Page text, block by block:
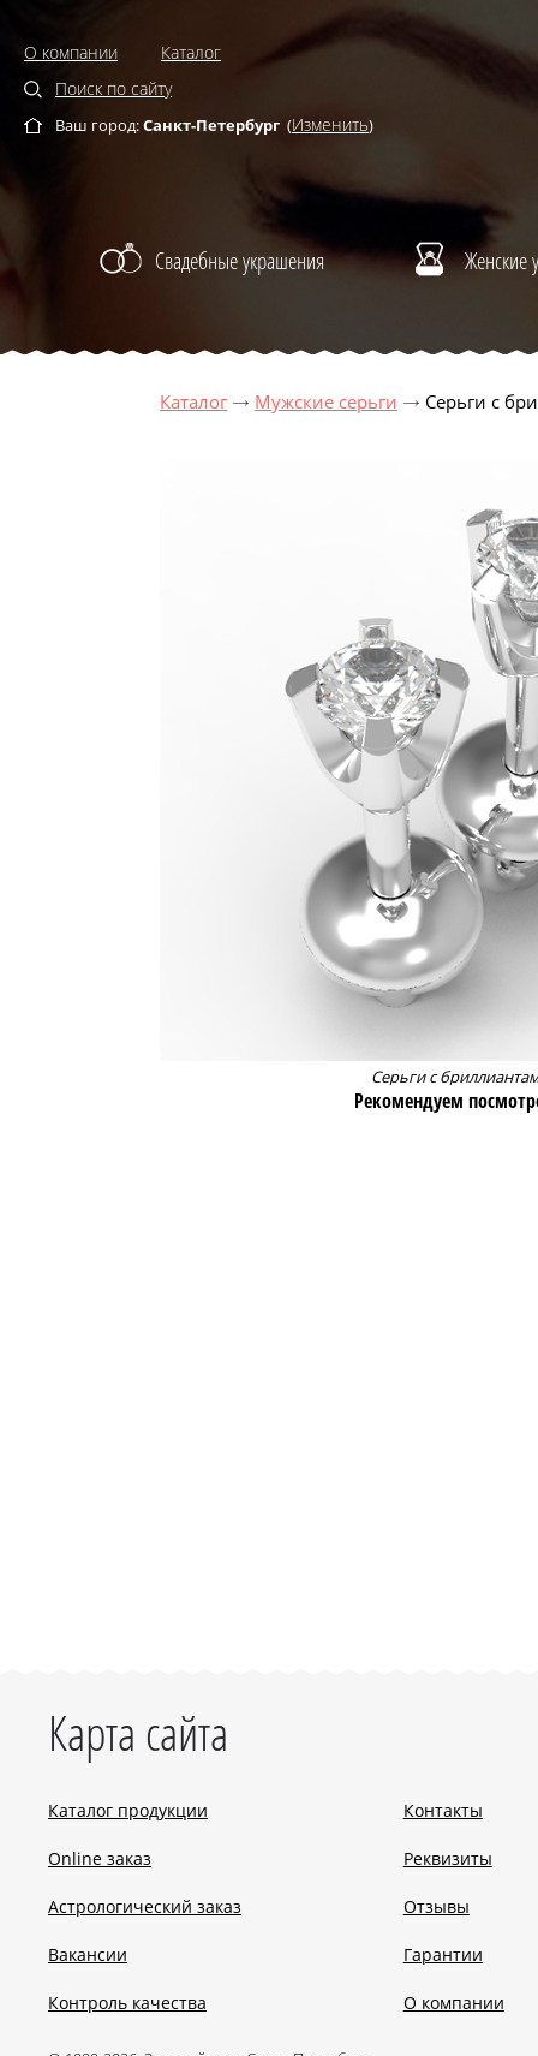
О компании
Каталог
Поиск по сайту
Ваш город:Санкт-Петербург (Изменить)
Свадебные украшения Женские
Каталог Мужские серьги Серьги с
Серьги с
Рекомендуем
Карта сайта
Каталог продукции
Online заказ
Астрологический заказ
Вакансии
Контроль качества
Контакты
Реквизиты
Отзывы
Гарантии
О компании